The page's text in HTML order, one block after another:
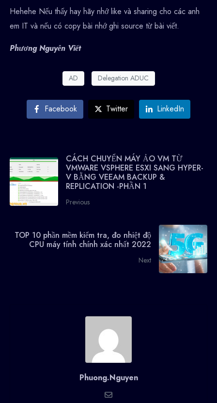
Hehehe Nếu thấy hay hãy nhớ like và sharing cho các anh
em IT và nếu có copy bài nhớ ghi source từ bài viết.
Phương Nguyễn Viết
AD Delegation ADUC
Facebook Twitter LinkedIn
CÁCH CHUYỂN MÁY ẢO VM TỪ
VMWARE VSPHERE ESXI SANG HYPER-
V BẰNG VEEAM BACKUP &
REPLICATION -PHẦN 1
Previous
TOP 10 phần mềm kiểm tra, đo nhiệt độ
CPU máy tính chính xác nhất 2022
Next
Phuong.Nguyen